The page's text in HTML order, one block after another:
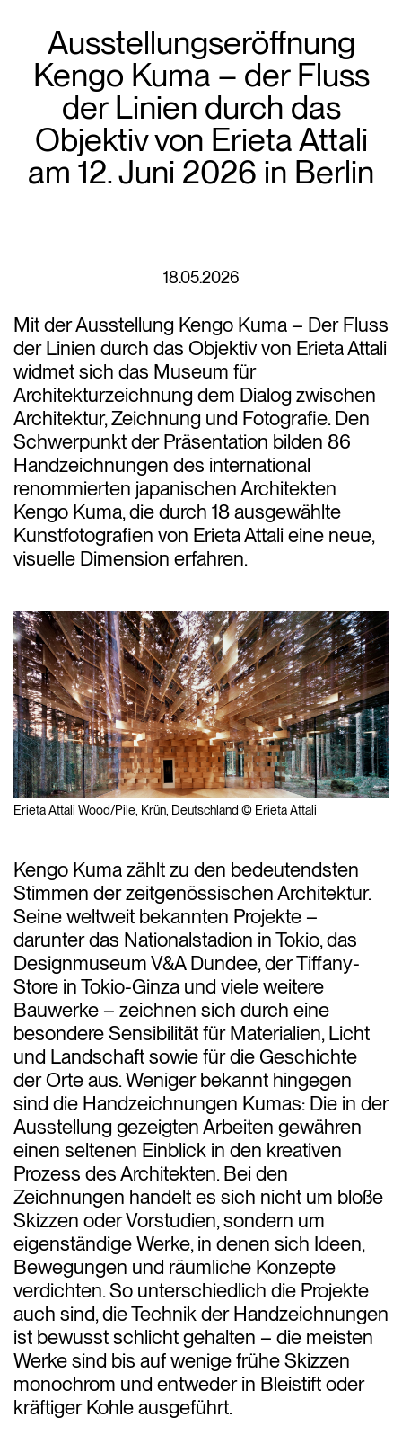
Ausstellungseröffnung
Kengo Kuma – der Fluss
der Linien durch das
Objektiv von Erieta Attali
am 12. Juni 2026 in Berlin
18.05.2026
Mit der Ausstellung Kengo Kuma – Der Fluss
der Linien durch das Objektiv von Erieta Attali
widmet sich das Museum für
Architekturzeichnung dem Dialog zwischen
Architektur, Zeichnung und Fotografie. Den
Schwerpunkt der Präsentation bilden 86
Handzeichnungen des international
renommierten japanischen Architekten
Kengo Kuma, die durch 18 ausgewählte
Kunstfotografien von Erieta Attali eine neue,
visuelle Dimension erfahren.
Erieta Attali Wood/Pile, Krün, Deutschland © Erieta Attali
Kengo Kuma zählt zu den bedeutendsten
Stimmen der zeitgenössischen Architektur.
Seine weltweit bekannten Projekte –
darunter das Nationalstadion in Tokio, das
Designmuseum V&A Dundee, der Tiffany-
Store in Tokio-Ginza und viele weitere
Bauwerke – zeichnen sich durch eine
besondere Sensibilität für Materialien, Licht
und Landschaft sowie für die Geschichte
der Orte aus. Weniger bekannt hingegen
sind die Handzeichnungen Kumas: Die in der
Ausstellung gezeigten Arbeiten gewähren
einen seltenen Einblick in den kreativen
Prozess des Architekten. Bei den
Zeichnungen handelt es sich nicht um bloße
Skizzen oder Vorstudien, sondern um
eigenständige Werke, in denen sich Ideen,
Bewegungen und räumliche Konzepte
verdichten. So unterschiedlich die Projekte
auch sind, die Technik der Handzeichnungen
ist bewusst schlicht gehalten – die meisten
Werke sind bis auf wenige frühe Skizzen
monochrom und entweder in Bleistift oder
kräftiger Kohle ausgeführt.